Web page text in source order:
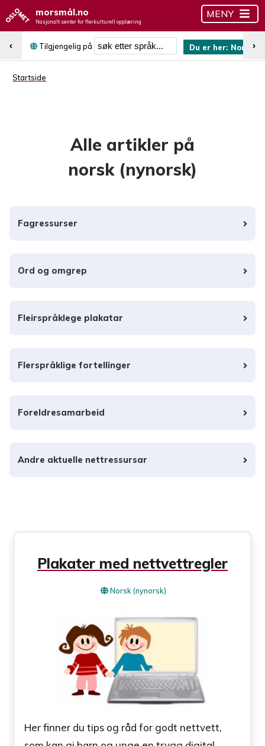
morsmål.no
Nasjonalt senter for flerkulturell opplæring
MENY
Tilgjengelig på
Søk etter språk
Du er her: Norsk
‹ ›
Startside
Alle artikler på
norsk (nynorsk)
Fagressurser
Ord og omgrep
Fleirspråklege plakatar
Flerspråklige fortellinger
Foreldresamarbeid
Andre aktuelle nettressursar
Plakater med nettvettregler
Norsk (nynorsk)
Her finner du tips og råd for godt nettvett,